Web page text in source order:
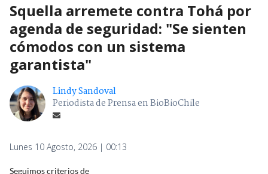
Squella arremete contra Tohá por
agenda de seguridad: "Se sienten
cómodos con un sistema
garantista"
Lindy Sandoval
Periodista de Prensa en BioBioChile
Lunes 10 Agosto, 2026 | 00:13
Seguimos criterios de